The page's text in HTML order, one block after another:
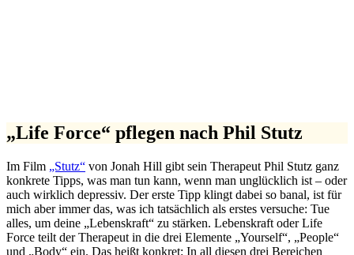
„Life Force“ pflegen nach Phil Stutz
Im Film „Stutz“ von Jonah Hill gibt sein Therapeut Phil Stutz ganz
konkrete Tipps, was man tun kann, wenn man unglücklich ist – oder
auch wirklich depressiv. Der erste Tipp klingt dabei so banal, ist für
mich aber immer das, was ich tatsächlich als erstes versuche: Tue
alles, um deine „Lebenskraft“ zu stärken. Lebenskraft oder Life
Force teilt der Therapeut in die drei Elemente „Yourself“, „People“
und „Body“ ein. Das heißt konkret: In all diesen drei Bereichen